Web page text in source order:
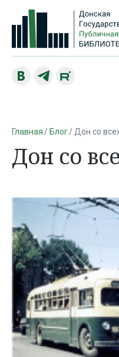
Главная Блог Дон со
Дон со